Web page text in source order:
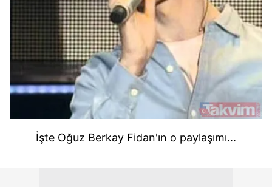
İşte Oğuz Berkay Fidan'ın o paylaşımı...